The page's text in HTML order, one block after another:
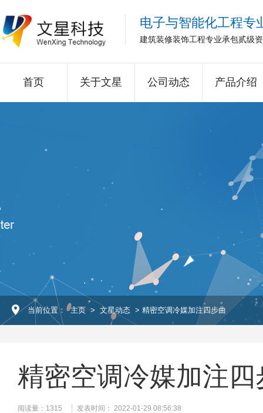
电子与智能化工程专
建筑装修装饰工程专业承包贰级
首页 关于文星 公司动态 产品介绍
当前位置： 主页 > 文星动态 > 精密空调冷媒加注四步曲
精密空调冷媒加注四
阅读量： 1315 发表时间： 2022-01-29 08:56:38